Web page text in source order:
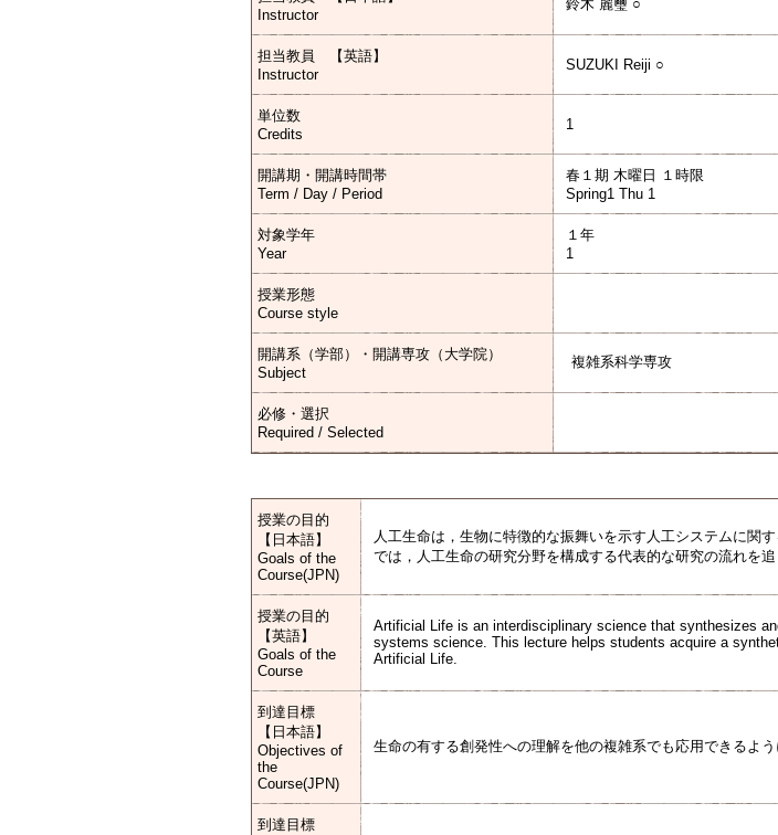
Instructor
鈴木 麗璽 ○
担当教員 【英語】
Instructor
SUZUKI Reiji ○
単位数
Credits
1
開講期・開講時間帯
Term / Day / Period
春１期 木曜日 １時限
Spring1 Thu 1
対象学年
Year
１年
1
授業形態
Course style
開講系（学部）・開講専攻（大学院）
Subject
複雑系科学専攻
必修・選択
Required / Selected
授業の目的
【日本語】
Goals of the
Course(JPN)
人工生命は，生物に特徴的な振舞いを示す人工システムに関
では，人工生命の研究分野を構成する代表的な研究の流れを
授業の目的
【英語】
Goals of the
Course
Artificial Life is an interdisciplinary science that synthesizes
systems science. This lecture helps students acquire a
Artificial Life.
到達目標
【日本語】
Objectives of
the
Course(JPN)
生命の有する創発性への理解を他の複雑系でも応用できるよう
到達目標